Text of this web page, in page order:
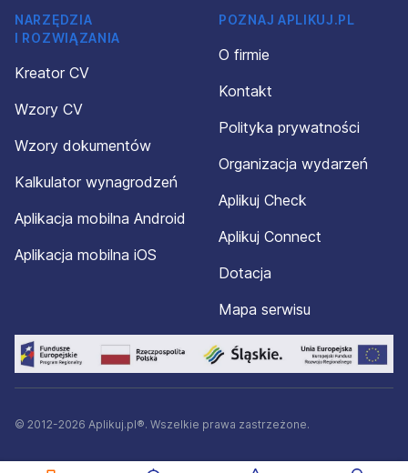
NARZĘDZIA
I ROZWIĄZANIA
Kreator CV
Wzory CV
Wzory dokumentów
Kalkulator wynagrodzeń
Aplikacja mobilna Android
Aplikacja mobilna iOS
POZNAJ APLIKUJ.PL
O firmie
Kontakt
Polityka prywatności
Organizacja wydarzeń
Aplikuj Check
Aplikuj Connect
Dotacja
Mapa serwisu
© 2012-2026 Aplikuj.pl®. Wszelkie prawa zastrzeżone.